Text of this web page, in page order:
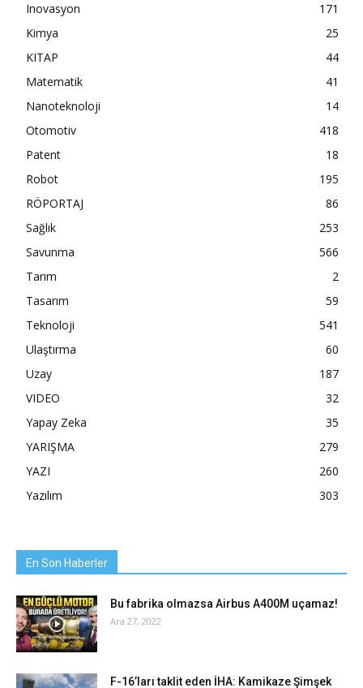
Inovasyon
171
Kimya
25
KITAP
44
Matematik
41
Nanoteknoloji
14
Otomotiv
418
Patent
18
Robot
195
RÖPORTAJ
86
Sağlık
253
Savunma
566
Tarım
2
Tasarım
59
Teknoloji
541
Ulaştırma
60
Uzay
187
VIDEO
32
Yapay Zeka
35
YARIŞMA
279
YAZI
260
Yazılım
303
En Son Haberler
Bu fabrika olmazsa Airbus A400M uçamaz!
Ara 27, 2022
F-16’ları taklit eden İHA: Kamikaze Şimşek